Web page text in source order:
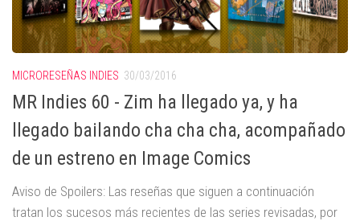
MICRORESEÑAS INDIES 30/03/2016
MR Indies 60 - Zim ha llegado ya, y ha
llegado bailando cha cha cha, acompañado
de un estreno en Image Comics
Aviso de Spoilers: Las reseñas que siguen a continuación
tratan los sucesos más recientes de las series revisadas, por